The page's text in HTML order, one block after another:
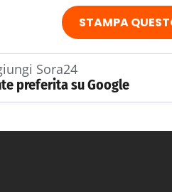
STAMPA
Sora24
preferita su Google